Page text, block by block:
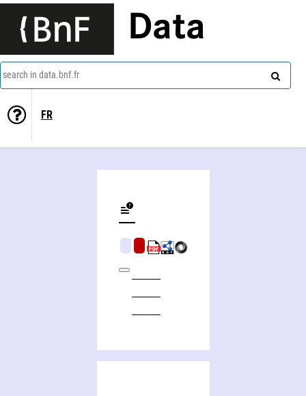
Data
search in data.bnf.fr
FR